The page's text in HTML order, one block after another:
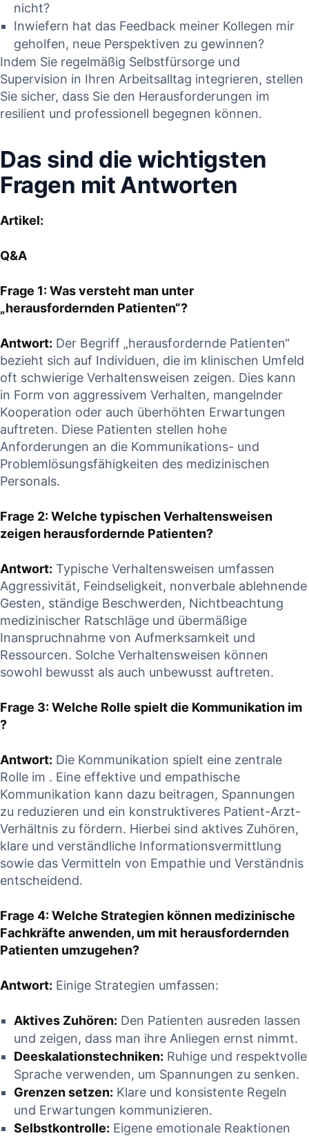
nicht?
Inwiefern hat das Feedback meiner Kollegen mir
geholfen, neue Perspektiven zu gewinnen?
Indem Sie regelmäßig Selbstfürsorge‍ und
Supervision in‌ Ihren⁤ Arbeitsalltag integrieren, stellen
⁢Sie sicher, dass Sie‌ den Herausforderungen im
resilient ⁣und professionell ⁢begegnen können.
Das ⁣sind die wichtigsten
Fragen mit⁤ Antworten
Artikel:
Q&A
Frage ⁣1: Was versteht man ​unter
„herausfordernden Patienten“?
Antwort: ⁢Der Begriff „herausfordernde Patienten“
⁢bezieht sich auf Individuen, die im klinischen Umfeld
oft ​schwierige‍ Verhaltensweisen zeigen. Dies kann
in Form von aggressivem Verhalten, mangelnder⁢
Kooperation oder auch überhöhten⁤ Erwartungen
‍auftreten. Diese Patienten stellen hohe
Anforderungen an die Kommunikations- und
Problemlösungsfähigkeiten des medizinischen
Personals.
Frage 2: Welche typischen​ Verhaltensweisen
zeigen herausfordernde Patienten?
Antwort: Typische Verhaltensweisen ‌umfassen
Aggressivität, Feindseligkeit,​ nonverbale ablehnende
Gesten, ständige Beschwerden, Nichtbeachtung
medizinischer Ratschläge und übermäßige
Inanspruchnahme von Aufmerksamkeit und
Ressourcen. Solche Verhaltensweisen können
sowohl ⁢bewusst als auch unbewusst auftreten.
Frage ‍3: Welche Rolle spielt die Kommunikation im
?
Antwort: Die Kommunikation ‍spielt eine zentrale
Rolle im . Eine effektive und empathische
Kommunikation kann dazu beitragen, Spannungen‌
zu reduzieren und ein‍ konstruktiveres Patient-Arzt-
Verhältnis zu fördern. Hierbei sind aktives ‌Zuhören,
klare und verständliche⁢ Informationsvermittlung
sowie das Vermitteln von‌ Empathie ⁤und⁢ Verständnis
entscheidend.
Frage 4: Welche Strategien können medizinische
Fachkräfte anwenden, ⁢um mit herausfordernden
Patienten umzugehen?
Antwort: Einige Strategien umfassen:
Aktives ‌Zuhören: Den Patienten ​ausreden lassen
und zeigen, dass man ihre Anliegen ernst nimmt.
Deeskalationstechniken: Ruhige​ und respektvolle
Sprache verwenden, um Spannungen ​zu senken.
Grenzen ⁤setzen: Klare⁣ und konsistente‍ Regeln
und Erwartungen kommunizieren.
Selbstkontrolle: Eigene emotionale Reaktionen